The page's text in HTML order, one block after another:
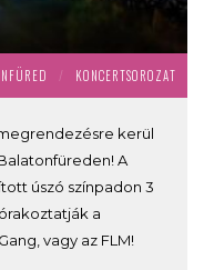
/ KONCERTSOROZAT
megrendezésre kerül
A
úszó színpadon 3
a
vagy az FLM!